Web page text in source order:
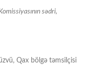
sədri,
Qax bölgə təmsilçisi